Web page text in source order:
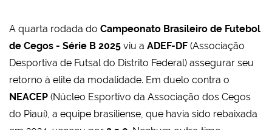
A quarta rodada do Campeonato Brasileiro de Futebol
de Cegos - Série B 2025 viu a ADEF-DF (Associação
Desportiva de Futsal do Distrito Federal) assegurar seu
retorno à elite da modalidade. Em duelo contra o
NEACEP (Núcleo Esportivo da Associação dos Cegos
do Piauí), a equipe brasiliense, que havia sido rebaixada